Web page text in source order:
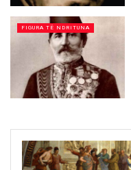
FIGURA TË NDRITUNA